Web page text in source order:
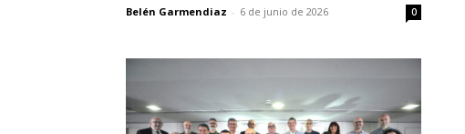
Belén Garmendiaz - 6 de junio de 2026 0